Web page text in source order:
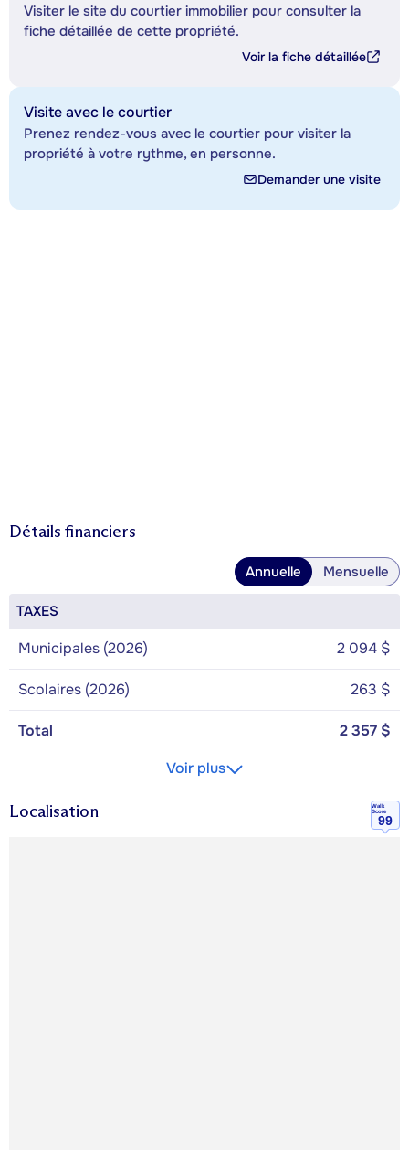
Visiter le site du courtier immobilier pour consulter la
fiche détaillée de cette propriété.
Voir la fiche détaillée
Visite avec le courtier
Prenez rendez-vous avec le courtier pour visiter la
propriété à votre rythme, en personne.
Demander une visite
Détails financiers
Annuelle Mensuelle
TAXES
Municipales (2026) 2 094 $
Scolaires (2026) 263 $
Total
2 357 $
Voir plus
Localisation
Walk
Score
99